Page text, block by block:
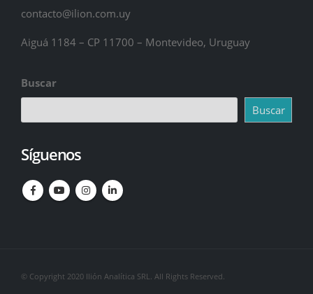
contacto@ilion.com.uy
Aiguá 1184 – CP 11700 – Montevideo, Uruguay
Buscar
Buscar
Síguenos
© Copyright 2020 Ilión Analítica SRL. All Rights Reserved.